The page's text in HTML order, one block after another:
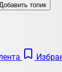
топик